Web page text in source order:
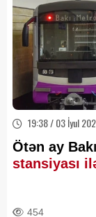
19:38 / 03 İyul
Ötən ay
stansiyası
454